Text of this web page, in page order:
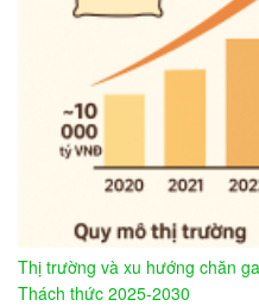
Thị trường và xu hướng chăn
Thách thức 2025-2030